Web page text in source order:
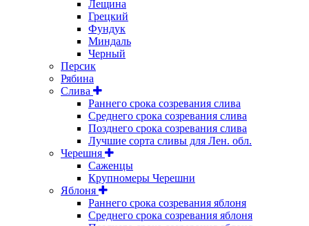
Лещина
Грецкий
Фундук
Миндаль
Черный
Персик
Рябина
Слива
Раннего срока созревания слива
Среднего срока созревания слива
Позднего срока созревания слива
Лучшие сорта сливы для Лен. обл.
Черешня
Саженцы
Крупномеры Черешни
Яблоня
Раннего срока созревания яблоня
Среднего срока созревания яблоня